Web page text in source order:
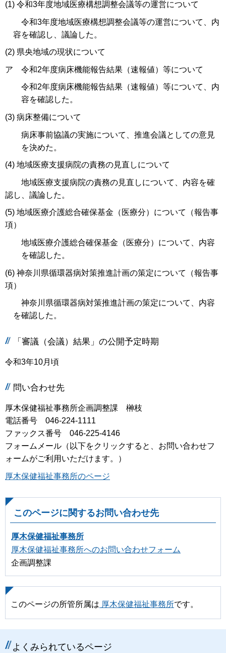
(1) 令和3年度地域医療構想調整会議等の運営について
令和3年度地域医療構想調整会議等の運営について、内
容を確認し、議論した。
(2) 県央地域の現状について
ア 令和2年度病床機能報告結果（速報値）等について
令和2年度病床機能報告結果（速報値）等について、内
容を確認した。
(3) 病床整備について
病床事前協議の実施について、推進会議としての意見
を決めた。
(4) 地域医療支援病院の責務の見直しについて
地域医療支援病院の責務の見直しについて、内容を確
認し、議論した。
(5) 地域医療介護総合確保基金（医療分）について（報告事
項）
地域医療介護総合確保基金（医療分）について、内容
を確認した。
(6) 神奈川県循環器病対策推進計画の策定について（報告事
項）
神奈川県循環器病対策推進計画の策定について、内容
を確認した。
「審議（会議）結果」の公開予定時期
令和3年10月頃
問い合わせ先
厚木保健福祉事務所企画調整課 榊枝
電話番号 046-224-1111
ファックス番号 046-225-4146
フォームメール（以下をクリックすると、お問い合わせフ
ォームがご利用いただけます。）
厚木保健福祉事務所のページ
このページに関するお問い合わせ先
厚木保健福祉事務所
厚木保健福祉事務所へのお問い合わせフォーム
企画調整課
このページの所管所属は 厚木保健福祉事務所です。
よくみられているページ